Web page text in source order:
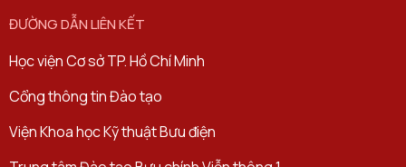
ĐƯỜNG DẪN LIÊN KẾT
Học viện Cơ sở TP. Hồ Chí Minh​
Cổng thông tin Đào tạo
Viện Khoa học Kỹ thuật Bưu điện